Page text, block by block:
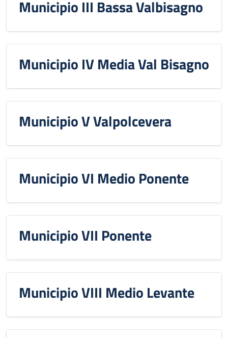
Municipio III Bassa Valbisagno
Municipio IV Media Val Bisagno
Municipio V Valpolcevera
Municipio VI Medio Ponente
Municipio VII Ponente
Municipio VIII Medio Levante